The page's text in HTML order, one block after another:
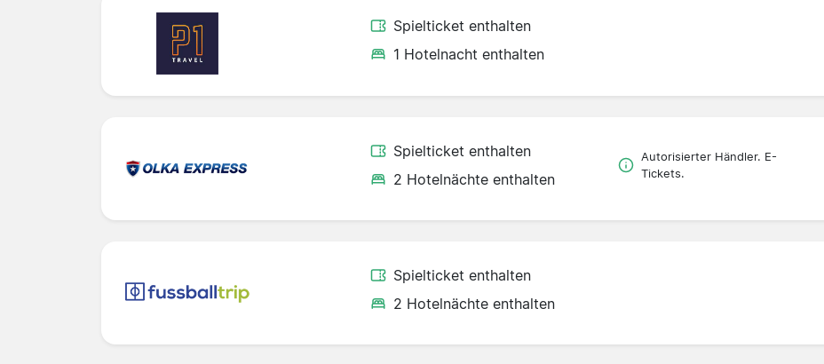
Spielticket enthalten
1 Hotelnacht enthalten
Spielticket enthalten
2 Hotelnächte enthalten
Autorisierter Händler. E-
Tickets.
Spielticket enthalten
2 Hotelnächte enthalten